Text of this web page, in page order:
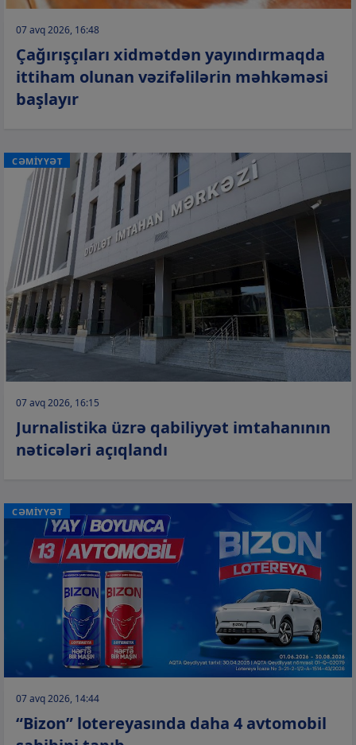
07 avq 2026, 16:48
Çağırışçıları xidmətdən yayındırmaqda
ittiham olunan vəzifəlilərin məhkəməsi
başlayır
CƏMİYYƏT
07 avq 2026, 16:15
Jurnalistika üzrə qabiliyyət imtahanının
nəticələri açıqlandı
CƏMİYYƏT
07 avq 2026, 14:44
“Bizon” lotereyasında daha 4 avtomobil